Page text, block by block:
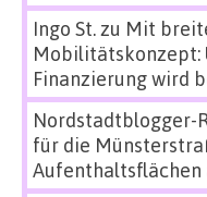
Ingo St.zu Mit
Mobilitätskonzept:
Finanzierung wird
Nordstadtblogger-
für die
Aufenthaltsflächen